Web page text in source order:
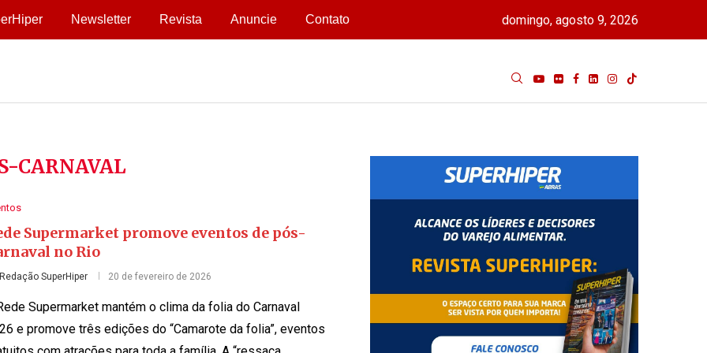
Newsletter Revista Anuncie Contato domingo, agosto 9, 2026
CARNAVAL
Supermarket promove eventos de pós-
no Rio
SuperHiper 20 de fevereiro de 2026
Supermarket mantém o clima da folia do Carnaval
e promove três edições do “Camarote da folia”, eventos